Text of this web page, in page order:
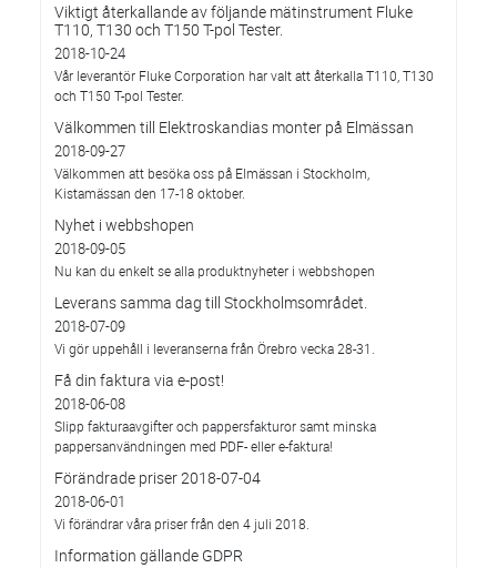
Viktigt återkallande av följande mätinstrument Fluke
T110, T130 och T150 T-pol Tester.
2018-10-24
Vår leverantör Fluke Corporation har valt att återkalla T110, T130
och T150 T-pol Tester.
Välkommen till Elektroskandias monter på Elmässan
2018-09-27
Välkommen att besöka oss på Elmässan i Stockholm,
Kistamässan den 17-18 oktober.
Nyhet i webbshopen
2018-09-05
Nu kan du enkelt se alla produktnyheter i webbshopen
Leverans samma dag till Stockholmsområdet.
2018-07-09
Vi gör uppehåll i leveranserna från Örebro vecka 28-31.
Få din faktura via e-post!
2018-06-08
Slipp fakturaavgifter och pappersfakturor samt minska
pappersanvändningen med PDF- eller e-faktura!
Förändrade priser 2018-07-04
2018-06-01
Vi förändrar våra priser från den 4 juli 2018.
Information gällande GDPR